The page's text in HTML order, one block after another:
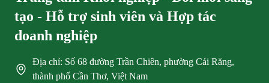
tạo - Hỗ trợ sinh viên và Hợp tác
doanh nghiệp
Địa chỉ: Số 68 đường Trần Chiên, phường Cái Răng,
thành phố Cần Thơ, Việt Nam